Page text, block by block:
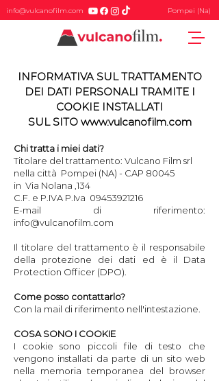
info@vulcanofilm.com Pompei (Na)
​INFORMATIVA SUL TRATTAMENTO
DEI DATI PERSONALI TRAMITE I
COOKIE INSTALLATI
SUL SITO www.vulcanofilm.com
Chi tratta i miei dati?
Titolare del trattamento: Vulcano Film srl
nella città Pompei (NA) - CAP 80045
in Via Nolana ,134
C.F. e P.IVA P.Iva 09453921216
E-mail di riferimento:
info@vulcanofilm.com
Il titolare del trattamento è il responsabile
della protezione dei dati ed è il Data
Protection Officer (DPO).
Come posso contattarlo?
Con la mail di riferimento nell'intestazione.
COSA SONO I COOKIE
I cookie sono piccoli file di testo che
vengono installati da parte di un sito web
nella memoria temporanea del browser